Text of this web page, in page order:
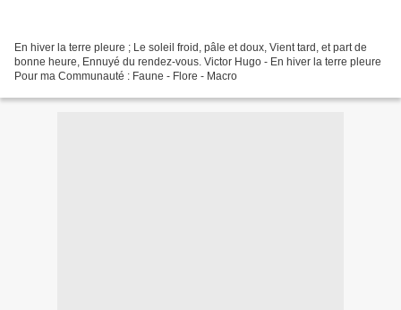
En hiver la terre pleure ; Le soleil froid, pâle et doux, Vient tard, et part de
bonne heure, Ennuyé du rendez-vous. Victor Hugo - En hiver la terre pleure
Pour ma Communauté : Faune - Flore - Macro